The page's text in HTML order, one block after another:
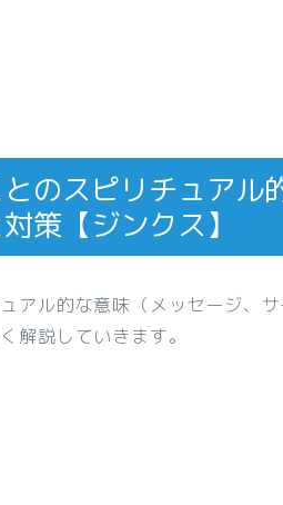
のスピリチュアル
策【ジンクス】
アル的な意味（メッセージ、
解説していきます。